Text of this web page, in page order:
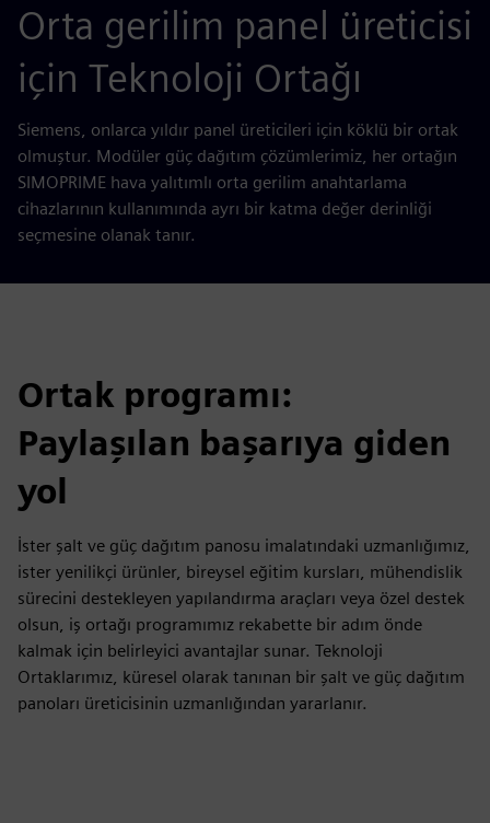
Orta gerilim panel üreticisi
için Teknoloji Ortağı
Siemens, onlarca yıldır panel üreticileri için köklü bir ortak
olmuştur. Modüler güç dağıtım çözümlerimiz, her ortağın
SIMOPRIME hava yalıtımlı orta gerilim anahtarlama
cihazlarının kullanımında ayrı bir katma değer derinliği
seçmesine olanak tanır.
Ortak programı:
Paylaşılan başarıya giden
yol
İster şalt ve güç dağıtım panosu imalatındaki uzmanlığımız,
ister yenilikçi ürünler, bireysel eğitim kursları, mühendislik
sürecini destekleyen yapılandırma araçları veya özel destek
olsun, iş ortağı programımız rekabette bir adım önde
kalmak için belirleyici avantajlar sunar. Teknoloji
Ortaklarımız, küresel olarak tanınan bir şalt ve güç dağıtım
panoları üreticisinin uzmanlığından yararlanır.